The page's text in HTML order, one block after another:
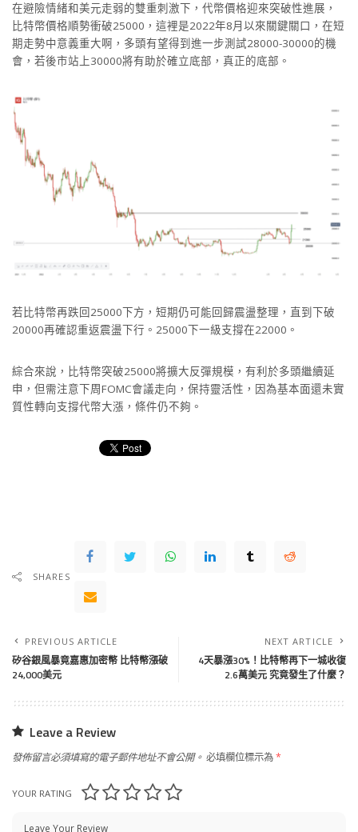
在避險情緒和美元走弱的雙重刺激下，代幣價格迎來突破性進展，
比特幣價格順勢衝破25000，這裡是2022年8月以來關鍵關口，在短
期走勢中意義重大啊，多頭有望得到進一步測試28000-30000的機
會，若後市站上30000將有助於確立底部，真正的底部。
若比特幣再跌回25000下方，短期仍可能回歸震盪整理，直到下破
20000再確認重返震盪下行。25000下一級支撐在22000。
綜合來說，比特幣突破25000將擴大反彈規模，有利於多頭繼續延
申，但需注意下周FOMC會議走向，保持靈活性，因為基本面還未實
質性轉向支撐代幣大漲，條件仍不夠。
SHARES
PREVIOUS ARTICLE
矽谷銀風暴竟嘉惠加密幣 比特幣漲破
24,000美元
NEXT ARTICLE
4天暴漲30%！比特幣再下一城收復
2.6萬美元 究竟發生了什麼？
Leave a Review
發佈留言必須填寫的電子郵件地址不會公開。 必填欄位標示為*
YOUR RATING